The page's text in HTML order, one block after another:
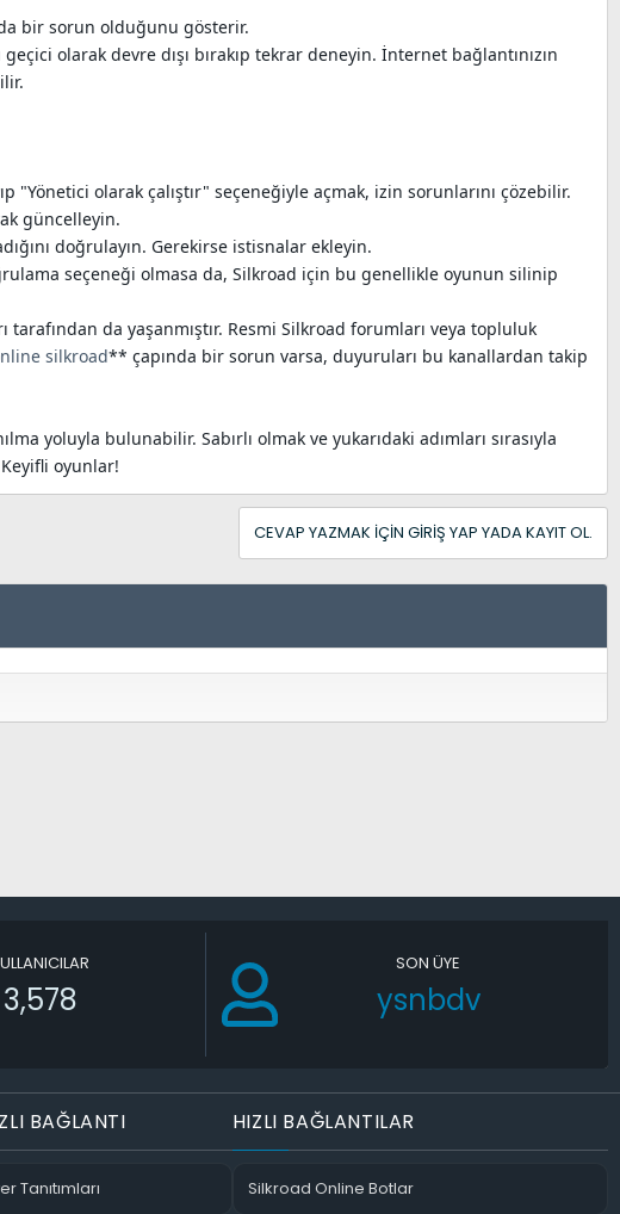
bir sorun olduğunu gösterir.
olarak devre dışı bırakıp tekrar deneyin. İnternet bağlantınızın
"Yönetici olarak çalıştır" seçeneğiyle açmak, izin sorunlarını çözebilir.
güncelleyin.
doğrulayın. Gerekirse istisnalar ekleyin.
seçeneği olmasa da, Silkroad için bu genellikle oyunun silinip
da yaşanmıştır. Resmi Silkroad forumları veya topluluk
silkroad** çapında bir sorun varsa, duyuruları bu kanallardan takip
yoluyla bulunabilir. Sabırlı olmak ve yukarıdaki adımları sırasıyla
oyunlar!
CEVAP YAZMAK IÇIN GIRIŞ YAP YADA KAYIT OL.
3,578
SON ÜYE
ysnbdv
BAĞLANTI
Tanıtımları
HIZLI BAĞLANTILAR
Silkroad Online Botlar